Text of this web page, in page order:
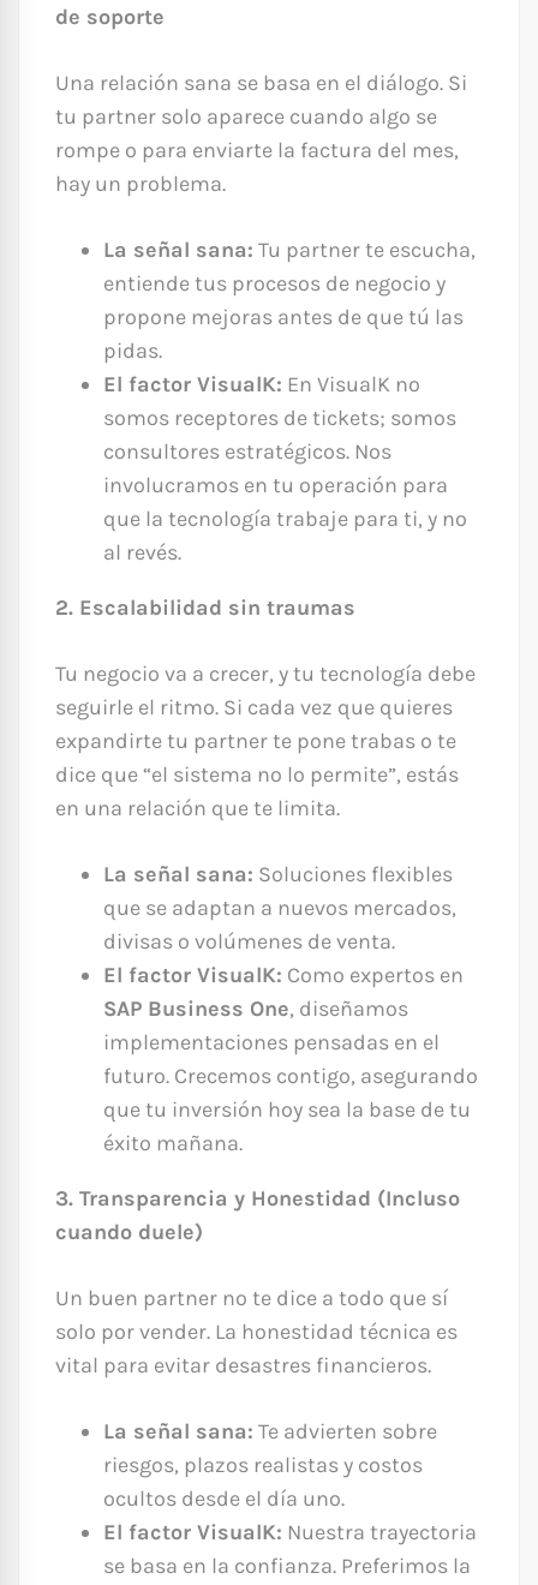
de soporte
Una relación sana se basa en el diálogo. Si
tu partner solo aparece cuando algo se
rompe o para enviarte la factura del mes,
hay un problema.
La señal sana: Tu partner te escucha,
entiende tus procesos de negocio y
propone mejoras antes de que tú las
pidas.
El factor VisualK: En VisualK no
somos receptores de tickets; somos
consultores estratégicos. Nos
involucramos en tu operación para
que la tecnología trabaje para ti, y no
al revés.
2. Escalabilidad sin traumas
Tu negocio va a crecer, y tu tecnología debe
seguirle el ritmo. Si cada vez que quieres
expandirte tu partner te pone trabas o te
dice que “el sistema no lo permite”, estás
en una relación que te limita.
La señal sana: Soluciones flexibles
que se adaptan a nuevos mercados,
divisas o volúmenes de venta.
El factor VisualK: Como expertos en
SAP Business One, diseñamos
implementaciones pensadas en el
futuro. Crecemos contigo, asegurando
que tu inversión hoy sea la base de tu
éxito mañana.
3. Transparencia y Honestidad (Incluso
cuando duele)
Un buen partner no te dice a todo que sí
solo por vender. La honestidad técnica es
vital para evitar desastres financieros.
La señal sana: Te advierten sobre
riesgos, plazos realistas y costos
ocultos desde el día uno.
El factor VisualK: Nuestra trayectoria
se basa en la confianza. Preferimos la